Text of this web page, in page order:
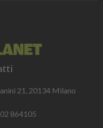
21, 20134 Milano
864105